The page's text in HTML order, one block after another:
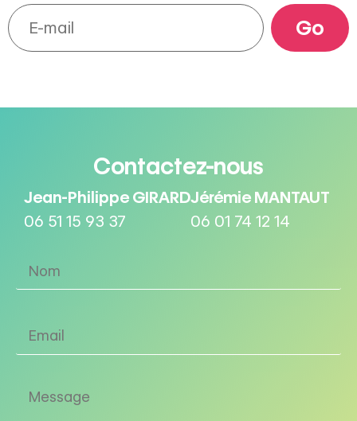
Contactez-nous
Jean-Philippe GIRARD
06 51 15 93 37
Jérémie MANTAUT
06 01 74 12 14